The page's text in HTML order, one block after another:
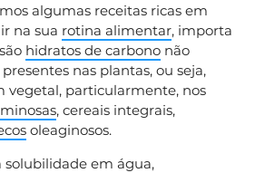
algumas receitas ricas em
na sua rotina alimentar, importa
hidratos de carbono não
nas plantas, ou seja,
vegetal, particularmente, nos
, cereais integrais,
oleaginosos.
solubilidade em água,